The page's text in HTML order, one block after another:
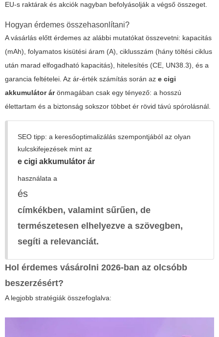
EU-s raktárak és akciók nagyban befolyásolják a végső összeget.
Hogyan érdemes összehasonlítani?
A vásárlás előtt érdemes az alábbi mutatókat összevetni: kapacitás
(mAh), folyamatos kisütési áram (A), ciklusszám (hány töltési ciklus
után marad elfogadható kapacitás), hitelesítés (CE, UN38.3), és a
garancia feltételei. Az ár-érték számítás során az e cigi
akkumulátor árönmagában csak egy tényező: a hosszú
élettartam és a biztonság sokszor többet ér rövid távú spórolásnál.
SEO tipp: a keresőoptimalizálás szempontjából az olyan
kulcskifejezések mint az
e cigi akkumulátor ár
használata a
és
címkékben, valamint sűrűen, de
természetesen elhelyezve a szövegben,
segíti a relevanciát.
Hol érdemes vásárolni 2026-ban az olcsóbb
beszerzésért?
A legjobb stratégiák összefoglalva: